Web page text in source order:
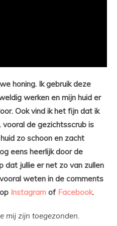
honing. Ik gebruik deze
werken en mijn huid er
Ook vind ik het fijn dat ik
de gezichtsscrub is
zo schoon en zacht
eens heerlijk door de
dat jullie er net zo van zullen
weten in de comments
Instagram of Facebook.
mij zijn toegezonden.